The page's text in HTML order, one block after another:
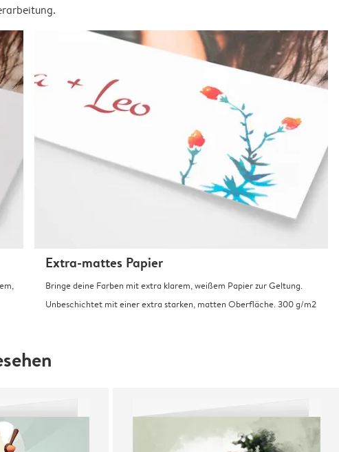
Extra-mattes Papier
Bringe deine Farben mit extra klarem, weißem Papier zur Geltung.
Unbeschichtet mit einer extra starken, matten Oberfläche. 300 g/m2